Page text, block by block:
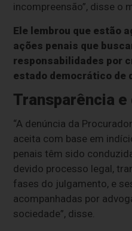
incompreensão”, disse o
Ele lembrou que estão
ações penais que
responsabilidades por
estado democrático de
Transparência
“A denúncia da
aceita com base em
penais têm sido
devido processo legal,
fases do julgamento, e
acompanhadas por
sociedade”, disse.